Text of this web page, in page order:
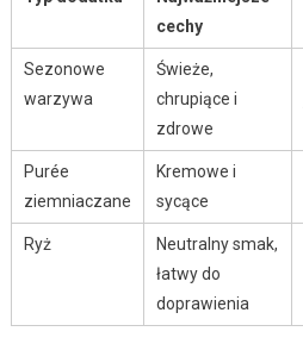
cechy
Sezonowe
warzywa
Świeże,
chrupiące i
zdrowe
Purée
ziemniaczane
Kremowe i
sycące
Ryż
Neutralny smak,
łatwy do
doprawienia